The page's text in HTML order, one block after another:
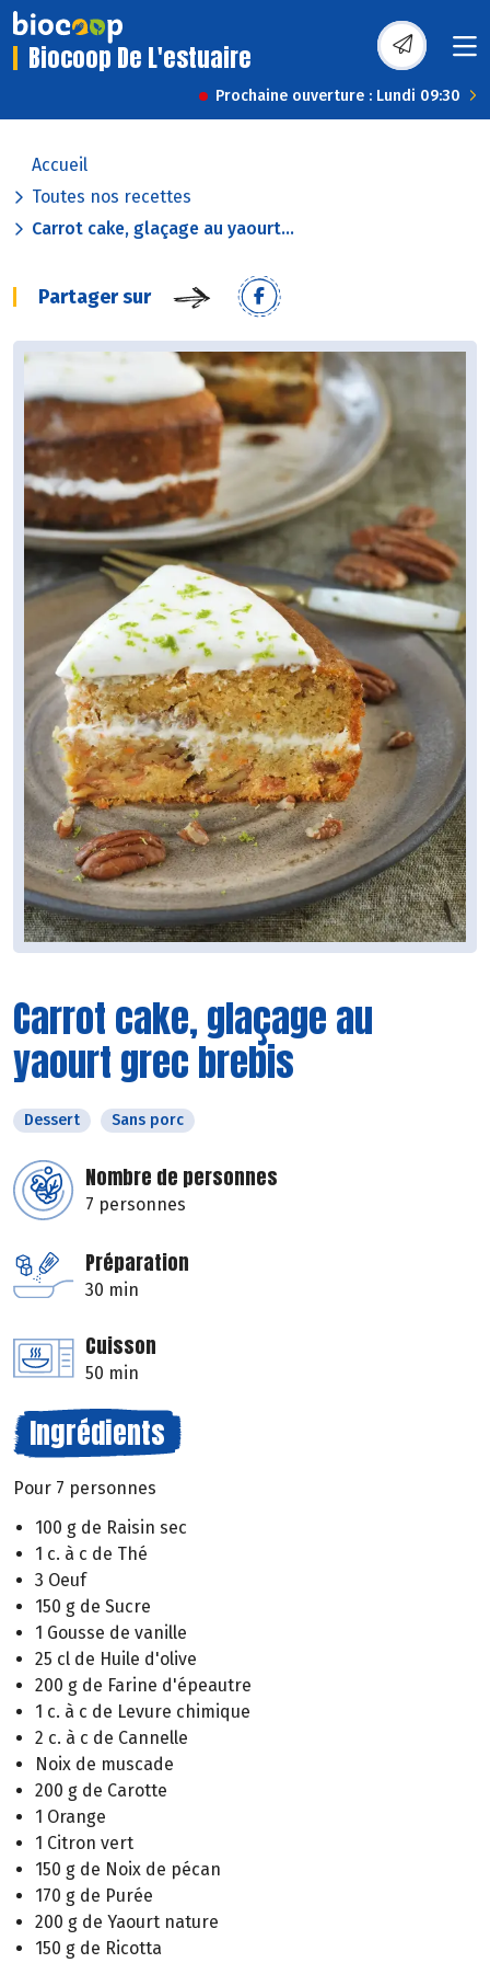
Biocoop De L'estuaire
Prochaine ouverture : Lundi 09:30
Accueil
Toutes nos recettes
Carrot cake, glaçage au yaourt...
Partager sur
Carrot cake, glaçage au
yaourt grec brebis
Dessert Sans porc
Nombre de personnes
7 personnes
Préparation
30 min
Cuisson
50 min
Ingrédients
Pour 7 personnes
100 g de Raisin sec
1 c. à c de Thé
3 Oeuf
150 g de Sucre
1 Gousse de vanille
25 cl de Huile d'olive
200 g de Farine d'épeautre
1 c. à c de Levure chimique
2 c. à c de Cannelle
Noix de muscade
200 g de Carotte
1 Orange
1 Citron vert
150 g de Noix de pécan
170 g de Purée
200 g de Yaourt nature
150 g de Ricotta